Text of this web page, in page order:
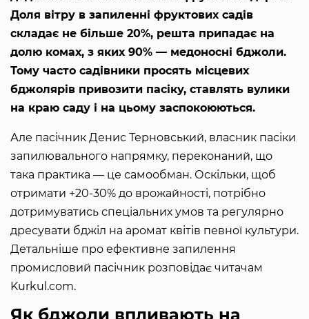
Доля вітру в запиленні фруктових садів
складає не більше 20%, решта припадає на
долю комах, з яких 90% — медоносні бджоли.
Тому часто садівники просять місцевих
бджолярів привозити пасіку, ставлять вулики
на краю саду і на цьому заспокоюються.
Але пасічник Денис Терновський, власник пасіки
запилювального напрямку, переконаний, що
така практика — це самообман. Оскільки, щоб
отримати +20-30% до врожайності, потрібно
дотримуватись спеціальних умов та регулярно
дресувати бджіл на аромат квітів певної культури.
Детальніше про ефективне запилення
промисловий пасічник розповідає читачам
Kurkul.com.
Як бджоли впливають на